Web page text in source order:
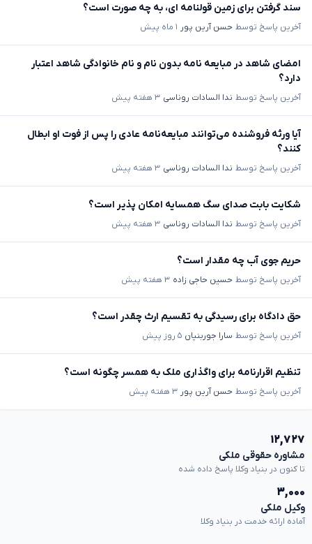
سند گرفتن برای زمین قولنامه ای، به چه صورت است؟
آخرین پاسخ توسط حسن آرین پور ۱ ماه پیش
امضای شاهد در مبایعه نامه بدون نام و نام خانوادگی شاهد اعتبار
دارد؟
آخرین پاسخ توسط ندا السادات روناسی ۳ هفته پیش
آیا ورثه فروشنده می‌توانند مبایعه‌نامه عادی را پس از فوت او ابطال
کنند؟
آخرین پاسخ توسط ندا السادات روناسی ۳ هفته پیش
شکایت بابت صدای سگ همسایه امکان پذیر است؟
آخرین پاسخ توسط ندا السادات روناسی ۳ هفته پیش
حریم جوی آب چه مقدار است؟
آخرین پاسخ توسط حسین حاجی زاده ۳ هفته پیش
حق دادگاه برای رسیدگی به تقسیم ارث چقدر است؟
آخرین پاسخ توسط سارا جوربنیان ۵ روز پیش
تنظیم اقرارنامه برای واگذاری ملک به همسر چگونه است؟
آخرین پاسخ توسط حسن آرین پور ۳ هفته پیش
۱۲,۷۲۷
مشاوره حقوقی ملکی
تا کنون در بنیاد وکلا پاسخ داده شده
۳,۰۰۰
وکیل ملکی
آماده ارائه خدمت در بنیاد وکلا